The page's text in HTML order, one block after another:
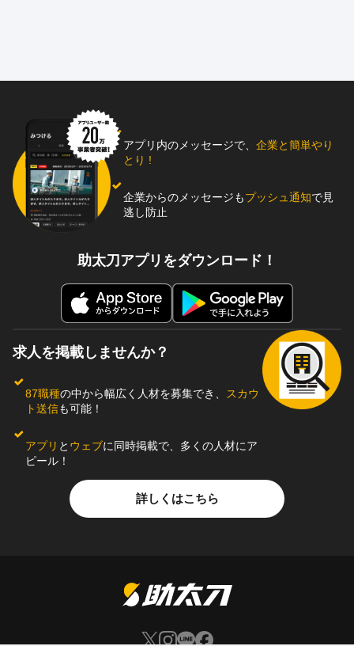
アプリ内のメッセージで、 企業と簡単やり
とり !
企業からのメッセージもプッシュ通知で見
逃し防止
助太刀アプリをダウンロード！
求人を掲載しませんか？
87職種の中から幅広く人材を募集でき、
スカウ
ト送信も可能！
アプリ と ウェブに同時掲載で、多くの人材にア
ピール！
詳しくはこちら